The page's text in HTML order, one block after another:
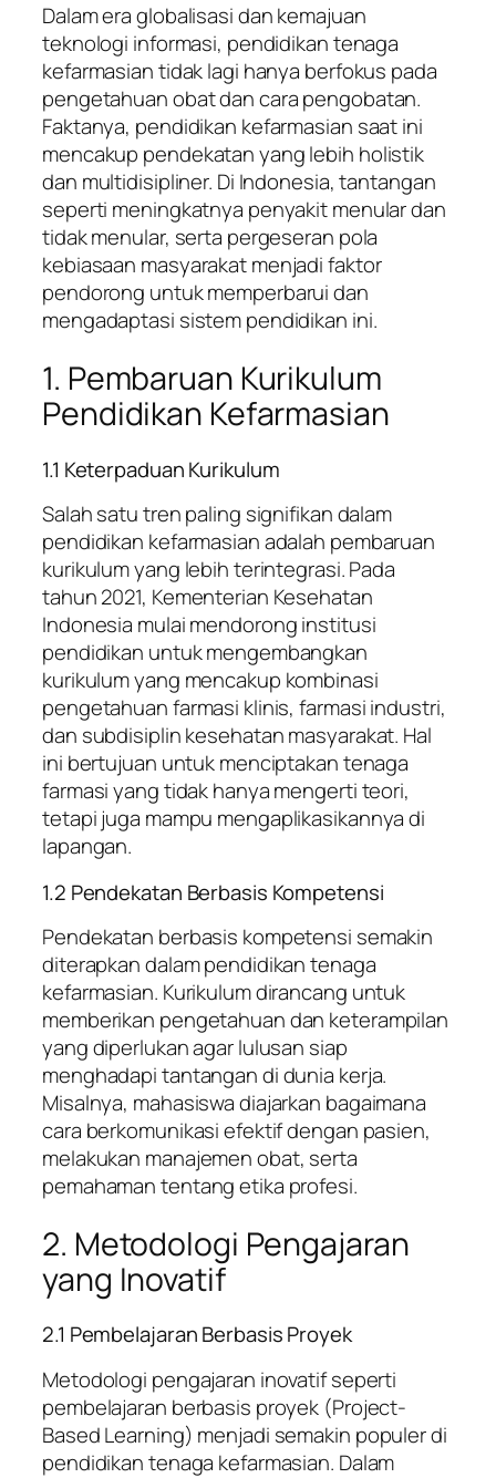
Dalam era globalisasi dan kemajuan
teknologi informasi, pendidikan tenaga
kefarmasian tidak lagi hanya berfokus pada
pengetahuan obat dan cara pengobatan.
Faktanya, pendidikan kefarmasian saat ini
mencakup pendekatan yang lebih holistik
dan multidisipliner. Di Indonesia, tantangan
seperti meningkatnya penyakit menular dan
tidak menular, serta pergeseran pola
kebiasaan masyarakat menjadi faktor
pendorong untuk memperbarui dan
mengadaptasi sistem pendidikan ini.
1. Pembaruan Kurikulum
Pendidikan Kefarmasian
1.1 Keterpaduan Kurikulum
Salah satu tren paling signifikan dalam
pendidikan kefarmasian adalah pembaruan
kurikulum yang lebih terintegrasi. Pada
tahun 2021, Kementerian Kesehatan
Indonesia mulai mendorong institusi
pendidikan untuk mengembangkan
kurikulum yang mencakup kombinasi
pengetahuan farmasi klinis, farmasi industri,
dan subdisiplin kesehatan masyarakat. Hal
ini bertujuan untuk menciptakan tenaga
farmasi yang tidak hanya mengerti teori,
tetapi juga mampu mengaplikasikannya di
lapangan.
1.2 Pendekatan Berbasis Kompetensi
Pendekatan berbasis kompetensi semakin
diterapkan dalam pendidikan tenaga
kefarmasian. Kurikulum dirancang untuk
memberikan pengetahuan dan keterampilan
yang diperlukan agar lulusan siap
menghadapi tantangan di dunia kerja.
Misalnya, mahasiswa diajarkan bagaimana
cara berkomunikasi efektif dengan pasien,
melakukan manajemen obat, serta
pemahaman tentang etika profesi.
2. Metodologi Pengajaran
yang Inovatif
2.1 Pembelajaran Berbasis Proyek
Metodologi pengajaran inovatif seperti
pembelajaran berbasis proyek (Project-
Based Learning) menjadi semakin populer di
pendidikan tenaga kefarmasian. Dalam